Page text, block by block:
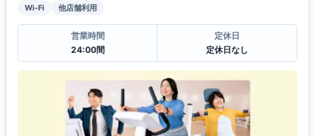
Wi-Fi
他店舗利用
営業時間
24:00間
定休日
定休日なし